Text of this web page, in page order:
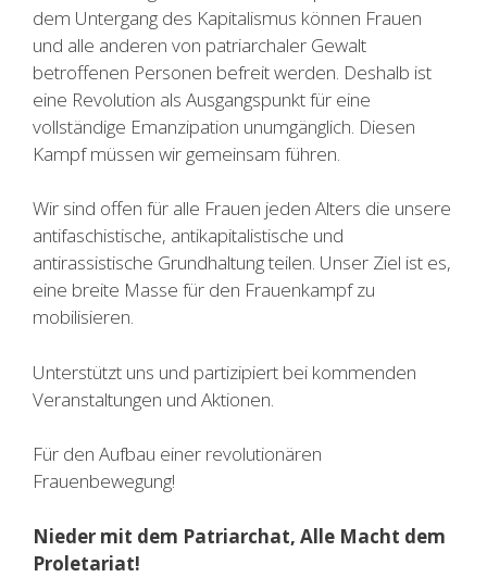
dem Untergang des Kapitalismus können Frauen
und alle anderen von patriarchaler Gewalt
betroffenen Personen befreit werden. Deshalb ist
eine Revolution als Ausgangspunkt für eine
vollständige Emanzipation unumgänglich. Diesen
Kampf müssen wir gemeinsam führen.
Wir sind offen für alle Frauen jeden Alters die unsere
antifaschistische, antikapitalistische und
antirassistische Grundhaltung teilen. Unser Ziel ist es,
eine breite Masse für den Frauenkampf zu
mobilisieren.
Unterstützt uns und partizipiert bei kommenden
Veranstaltungen und Aktionen.
Für den Aufbau einer revolutionären
Frauenbewegung!
Nieder mit dem Patriarchat, Alle Macht dem
Proletariat!